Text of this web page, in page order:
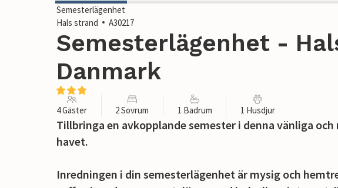
Semesterlägenhet
Hals strand
A30217
Semesterlägenhet -
Danmark
4 Gäster 2 Sovrum 1 Badrum 1 Husdjur
Tillbringa en avkopplande semester i denna vänliga
havet.
Inredningen i din semesterlägenhet är mysig och